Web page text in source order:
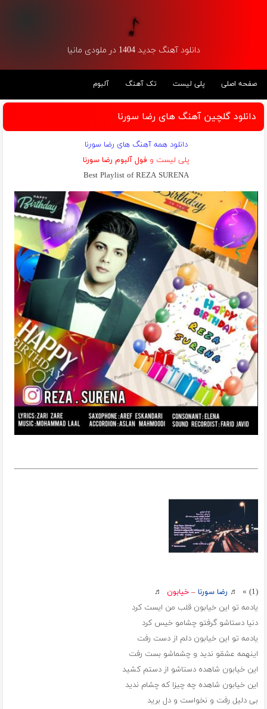
دانلود آهنگ جدید 1404 در ملودی مانیا
صفحه اصلی پلی لیست تک آهنگ آلبوم
دانلود گلچین آهنگ های رضا سورنا
دانلود همه آهنگ های رضا سورنا
پلی لیست و فول آلبوم رضا سورنا
Best Playlist of REZA SURENA
(1) » ♬ رضا سورنا – خیابون
♬
یادمه تو این خیابون قلب من ایست کرد
دنیا دستاشو گرفتو چشامو خیس کرد
یادمه تو این خیابون دلم از دست رفت
اینهمه عشقو ندید و چشماشو بست رفت
این خیابون شاهده دستاشو از دستم کشید
این خیابون شاهده چه چیزا که چشام ندید
بی دلیل رفت و نخواست و دل برید